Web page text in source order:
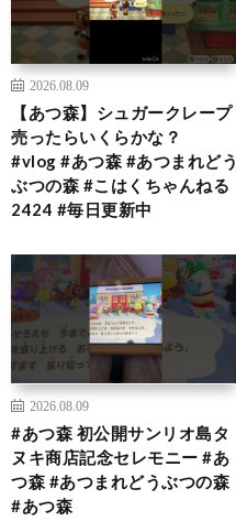
2026.08.09
【あつ森】シュガークレープ
売ったらいくらかな？
#vlog #あつ森 #あつまれどう
ぶつの森 #こはくちゃんねる
2424 #毎日更新中
2026.08.09
#あつ森 初公開サンリオ島タ
ヌキ商店記念セレモニー #あ
つ森 #あつまれどうぶつの森
#あつ森